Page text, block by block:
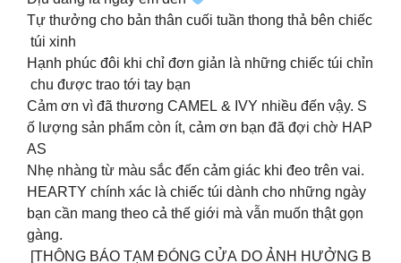
Tự thưởng cho bản thân cuối tuần thong thả bên chiếc
túi xinh
Hạnh phúc đôi khi chỉ đơn giản là những chiếc túi chỉn
chu được trao tới tay bạn
Cảm ơn vì đã thương CAMEL & IVY nhiều đến vậy. S
ố lượng sản phẩm còn ít, cảm ơn bạn đã đợi chờ HAP
AS
Nhẹ nhàng từ màu sắc đến cảm giác khi đeo trên vai.
HEARTY chính xác là chiếc túi dành cho những ngày
bạn cần mang theo cả thế giới mà vẫn muốn thật gọn
gàng.
[THÔNG BÁO TẠM ĐÓNG CỬA DO ẢNH HƯỞNG B